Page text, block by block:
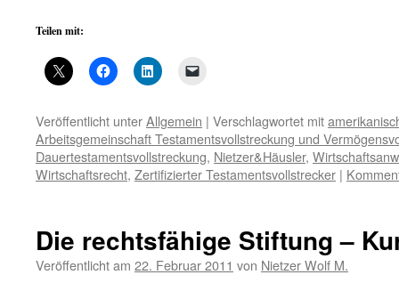
Teilen mit:
Veröffentlicht unterAllgemein | Verschlagwortet mit
Arbeitsgemeinschaft Testamentsvollstreckung und
Dauertestamentsvollstreckung, Nietzer&Häusler,
Wirtschaftsrecht, Zertifizierter Testamentsvollstrecker |
Die rechtsfähige Stiftung –
Veröffentlicht am 22. Februar 2011 von Nietzer Wolf M.